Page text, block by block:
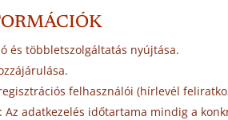
és többletszolgáltatás nyújtása.
felhasználói (hírlevél
adatkezelés időtartama mindig a